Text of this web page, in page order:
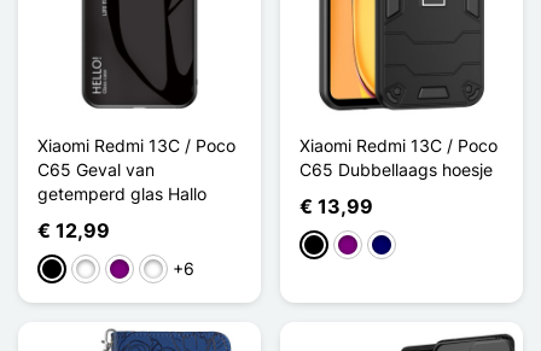
Xiaomi Redmi 13C / Poco
C65 Geval van
getemperd glas Hallo
€ 12,99
ZwartWit Dégradé Violet
Dégradé Rose Violet
+6
Xiaomi Redmi 13C / Poco
C65 Dubbellaags hoesje
€ 13,99
ZwartPurperMarine Blauw